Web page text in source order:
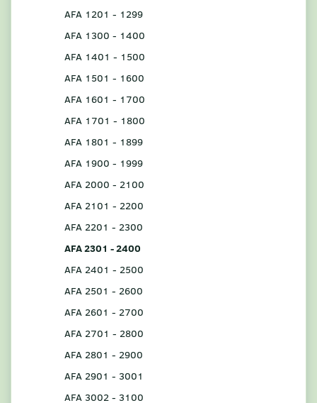
AFA 1201 - 1299
AFA 1300 - 1400
AFA 1401 - 1500
AFA 1501 - 1600
AFA 1601 - 1700
AFA 1701 - 1800
AFA 1801 - 1899
AFA 1900 - 1999
AFA 2000 - 2100
AFA 2101 - 2200
AFA 2201 - 2300
AFA 2301 - 2400
AFA 2401 - 2500
AFA 2501 - 2600
AFA 2601 - 2700
AFA 2701 - 2800
AFA 2801 - 2900
AFA 2901 - 3001
AFA 3002 - 3100